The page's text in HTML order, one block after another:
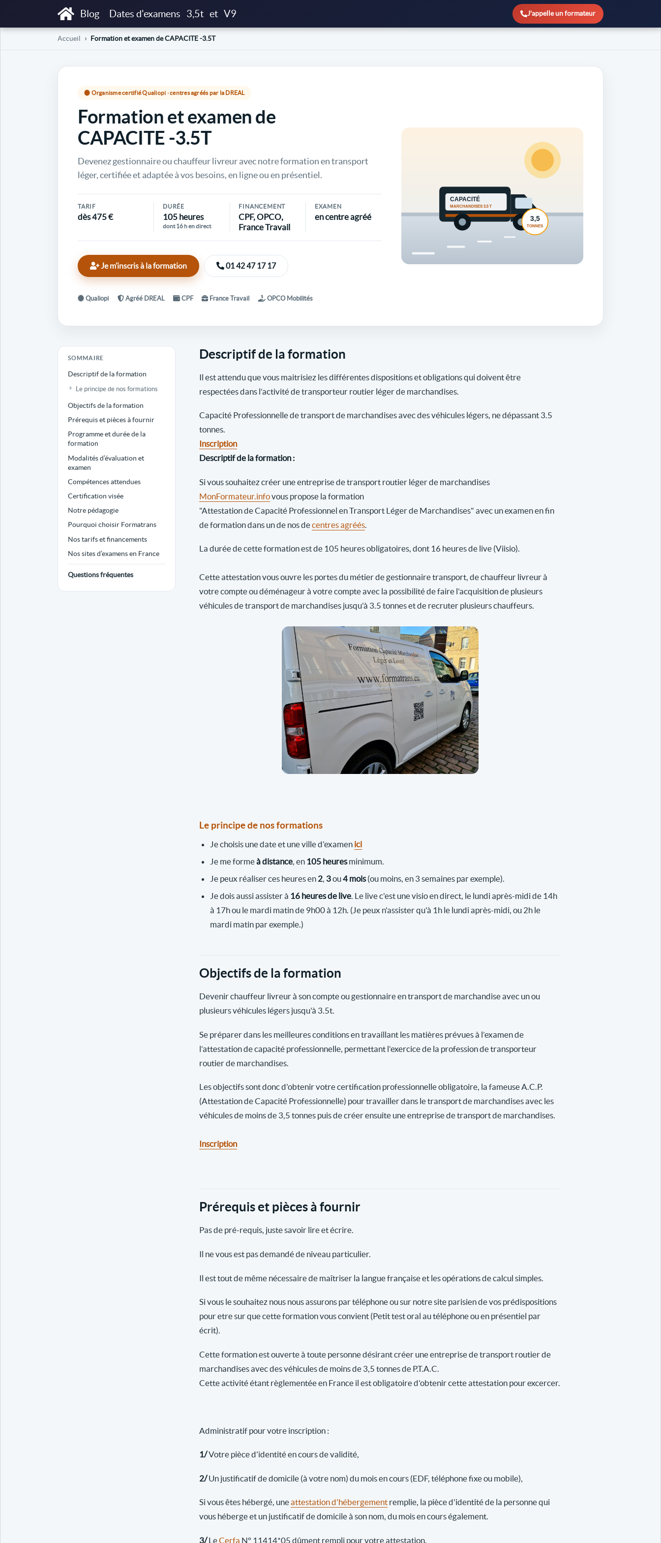
Blog Dates d'examens 3,5t et V9 J'appelle un formateur
Accueil Formation et examen de CAPACITE -3.5T
Organisme certifié Qualiopi · centres agréés par la DREAL
Formation et examen de
CAPACITE -3.5T
Devenez gestionnaire ou chauffeur livreur avec notre formation en transport
léger, certifiée et adaptée à vos besoins, en ligne ou en présentiel.
TARIF
dès 475 €
DURÉE
105 heures
dont 16 h en direct
FINANCEMENT
CPF, OPCO,
France Travail
EXAMEN
en centre agréé
Je m’inscris à la formation 01 42 47 17 17
Qualiopi Agréé DREAL CPF France Travail OPCO Mobilités
SOMMAIRE
Descriptif de la formation
Le principe de nos formations
Objectifs de la formation
Prérequis et pièces à fournir
Programme et durée de la
formation
Modalités d’évaluation et
examen
Compétences attendues
Certification visée
Notre pédagogie
Pourquoi choisir Formatrans
Nos tarifs et financements
Nos sites d’examens en France
Questions fréquentes
Descriptif de la formation
Il est attendu que vous maitrisiez les différentes dispositions et obligations qui doivent être
respectées dans l’activité de transporteur routier léger de marchandises.
Capacité Professionnelle de transport de marchandises avec des véhicules légers, ne dépassant 3.5
tonnes.
Inscription
Descriptif de la formation :
Si vous souhaitez créer une entreprise de transport routier léger de marchandises
MonFormateur.infovous propose la formation
"Attestation de Capacité Professionnel en Transport Léger de Marchandises" avec un examen en fin
de formation dans un de nos decentres agréés
La durée de cette formation est de 105 heures obligatoires, dont 16 heures de live (Viisio).
Cette attestation vous ouvre les portes du métier de gestionnaire transport, de chauffeur livreur à
votre compte ou déménageur à votre compte avec la possibilité de faire l'acquisition de plusieurs
véhicules de transport de marchandises jusqu'à 3.5 tonnes et de recruter plusieurs chauffeurs.
Le principe de nos formations
Je choisis une date et une ville d'examen ici
Je me formeà distance, en 105 heuresminimum.
Je peux réaliser ces heures en 2, 3ou4 mois(ou moins, en 3 semaines par exemple).
Je dois aussi assister à 16 heures de live. Le live c'est une visio en direct, le lundi après-midi de 14h
à 17h ou le mardi matin de 9h00 à 12h. (Je peux n'assister qu'à 1h le lundi après-midi, ou 2h le
mardi matin par exemple.)
Objectifs de la formation
Devenir chauffeur livreur à son compte ou gestionnaire en transport de marchandise avec un ou
plusieurs véhicules légers jusqu'à 3.5t.
Se préparer dans les meilleures conditions en travaillant les matières prévues à l’examen de
l’attestation de capacité professionnelle, permettant l’exercice de la profession de transporteur
routier de marchandises.
Les objectifs sont donc d'obtenir votre certification professionnelle obligatoire, la fameuse A.C.P.
(Attestation de Capacité Professionnelle) pour travailler dans le transport de marchandises avec les
véhicules de moins de 3,5 tonnes puis de créer ensuite une entreprise de transport de marchandises.
Inscription
Prérequis et pièces à fournir
Pas de pré-requis, juste savoir lire et écrire.
Il ne vous est pas demandé de niveau particulier.
Il est tout de même nécessaire de maîtriser la langue française et les opérations de calcul simples.
Si vous le souhaitez nous nous assurons par téléphone ou sur notre site parisien de vos prédispositions
pour etre sur que cette formation vous convient (Petit test oral au téléphone ou en présentiel par
écrit).
Cette formation est ouverte à toute personne désirant créer une entreprise de transport routier de
marchandises avec des véhicules de moins de 3,5 tonnes de P.T.A.C.
Cette activité étant règlementée en France il est obligatoire d'obtenir cette attestation pour excercer.
Administratif pour votre inscription :
1/Votre pièce d'identité en cours de validité,
2/Un justificatif de domicile (à votre nom) du mois en cours (EDF, téléphone fixe ou mobile),
Si vous êtes hébergé, uneattestation d'hébergement remplie, la pièce d'identité de la personne qui
vous héberge et un justificatif de domicile à son nom, du mois en cours également.
3/LeCerfa N° 11414*05 dûment rempli pour votre attestation.